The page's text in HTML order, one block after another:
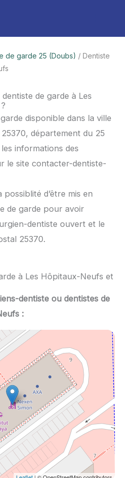
de garde 25 (Doubs) / Dentiste
de garde à Les
disponible dans la ville
département du 25
informations des
le site contacter-dentiste-
d’être mis en
de garde pour avoir
dentiste ouvert et le
25370.
à Les Hôpitaux-Neufs et
dentiste ou dentistes de
: